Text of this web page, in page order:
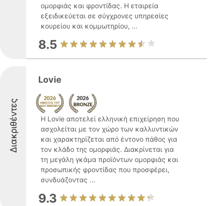
ομορφιάς και φροντίδας. Η εταιρεία
εξειδικεύεται σε σύγχρονες υπηρεσίες
κουρείου και κομμωτηρίου, ...
8.5
Διακριθέντες
Lovie
Η Lovie αποτελεί ελληνική επιχείρηση που
ασχολείται με τον χώρο των καλλυντικών
και χαρακτηρίζεται από έντονο πάθος για
τον κλάδο της ομορφιάς. Διακρίνεται για
τη μεγάλη γκάμα προϊόντων ομορφιάς και
προσωπικής φροντίδας που προσφέρει,
συνδυάζοντας ...
9.3